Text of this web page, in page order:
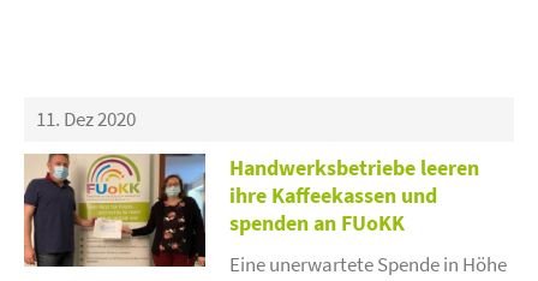
11. Dez 2020
Handwerksbetriebe leeren
ihre Kaffeekassen und
spenden an FUoKK
Eine unerwartete Spende in Höhe